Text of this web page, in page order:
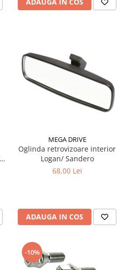
MEGA DRIVE
Oglinda retrovizoare interior
Logan/ Sandero
68,00 Lei
ADAUGA IN COS
-10%